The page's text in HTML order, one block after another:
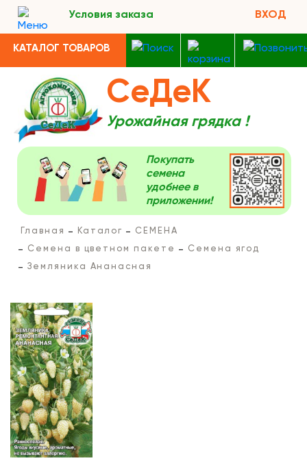
Условия заказа ВХОД
КАТАЛОГ ТОВАРОВ
СеДеК
Урожайная грядка !
Покупать
семена
удобнее в
приложении!
Главная Каталог
СЕМЕНА
Семена в цветном пакете
Семена ягод
Земляника Ананасная